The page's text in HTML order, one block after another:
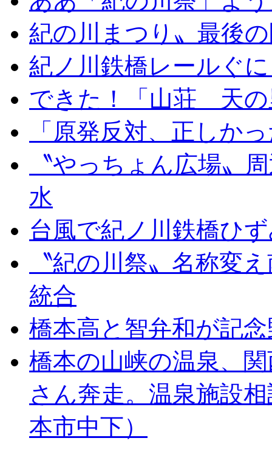
紀の川まつり〟最後
紀ノ川鉄橋レールぐ
できた！「山荘 天の
「原発反対、正しか
〝やっちょん広場〟
水
台風で紀ノ川鉄橋ひ
〝紀の川祭〟名称変
統合
橋本高と智弁和が記
橋本の山峡の温泉、
さん奔走。温泉施設
本市中下）